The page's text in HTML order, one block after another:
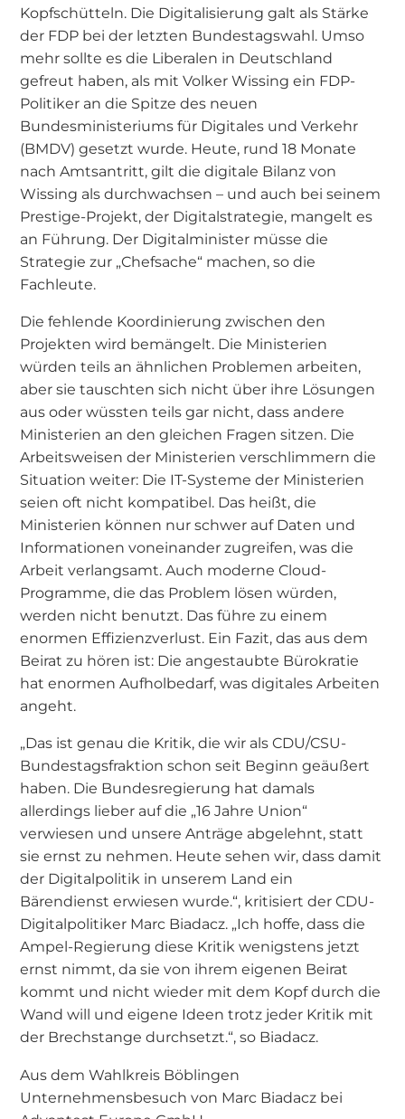
Kopfschütteln. Die Digitalisierung galt als Stärke
der FDP bei der letzten Bundestagswahl. Umso
mehr sollte es die Liberalen in Deutschland
gefreut haben, als mit Volker Wissing ein FDP-
Politiker an die Spitze des neuen
Bundesministeriums für Digitales und Verkehr
(BMDV) gesetzt wurde. Heute, rund 18 Monate
nach Amtsantritt, gilt die digitale Bilanz von
Wissing als durchwachsen – und auch bei seinem
Prestige-Projekt, der Digitalstrategie, mangelt es
an Führung. Der Digitalminister müsse die
Strategie zur „Chefsache“ machen, so die
Fachleute.
Die fehlende Koordinierung zwischen den
Projekten wird bemängelt. Die Ministerien
würden teils an ähnlichen Problemen arbeiten,
aber sie tauschten sich nicht über ihre Lösungen
aus oder wüssten teils gar nicht, dass andere
Ministerien an den gleichen Fragen sitzen. Die
Arbeitsweisen der Ministerien verschlimmern die
Situation weiter: Die IT-Systeme der Ministerien
seien oft nicht kompatibel. Das heißt, die
Ministerien können nur schwer auf Daten und
Informationen voneinander zugreifen, was die
Arbeit verlangsamt. Auch moderne Cloud-
Programme, die das Problem lösen würden,
werden nicht benutzt. Das führe zu einem
enormen Effizienzverlust. Ein Fazit, das aus dem
Beirat zu hören ist: Die angestaubte Bürokratie
hat enormen Aufholbedarf, was digitales Arbeiten
angeht.
„Das ist genau die Kritik, die wir als CDU/CSU-
Bundestagsfraktion schon seit Beginn geäußert
haben. Die Bundesregierung hat damals
allerdings lieber auf die „16 Jahre Union“
verwiesen und unsere Anträge abgelehnt, statt
sie ernst zu nehmen. Heute sehen wir, dass damit
der Digitalpolitik in unserem Land ein
Bärendienst erwiesen wurde.“, kritisiert der CDU-
Digitalpolitiker Marc Biadacz. „Ich hoffe, dass die
Ampel-Regierung diese Kritik wenigstens jetzt
ernst nimmt, da sie von ihrem eigenen Beirat
kommt und nicht wieder mit dem Kopf durch die
Wand will und eigene Ideen trotz jeder Kritik mit
der Brechstange durchsetzt.“, so Biadacz.
Aus dem Wahlkreis Böblingen
Unternehmensbesuch von Marc Biadacz bei